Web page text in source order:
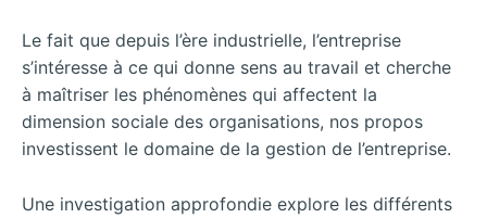
Le fait que depuis l’ère industrielle, l’entreprise
s’intéresse à ce qui donne sens au travail et cherche
à maîtriser les phénomènes qui affectent la
dimension sociale des organisations, nos propos
investissent le domaine de la gestion de l’entreprise.
Une investigation approfondie explore les différents